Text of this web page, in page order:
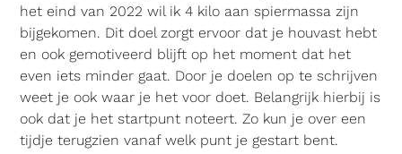
het eind van 2022 wil ik 4 kilo aan spiermassa zijn
bijgekomen. Dit doel zorgt ervoor dat je houvast hebt
en ook gemotiveerd blijft op het moment dat het
even iets minder gaat. Door je doelen op te schrijven
weet je ook waar je het voor doet. Belangrijk hierbij is
ook dat je het startpunt noteert. Zo kun je over een
tijdje terugzien vanaf welk punt je gestart bent.